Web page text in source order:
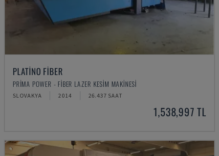
PLATINO FIBER
PRIMA POWER - FIBER LAZER KESIM MAKINESI
SLOVAKYA 2014 26.437 SAAT
1,538,997 TL